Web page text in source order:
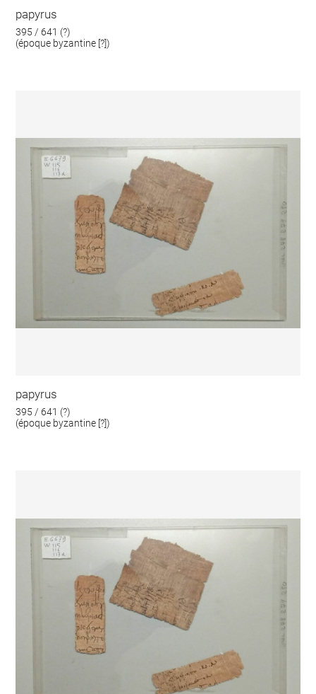
papyrus
395 / 641 (?)
(époque byzantine [?])
papyrus
395 / 641 (?)
(époque byzantine [?])